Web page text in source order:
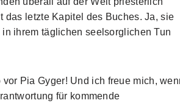
das letzte Kapitel des Buches. Ja, sie
ihrem täglichen seelsorglichen Tun
Pia Gyger! Und ich freue mich,
für kommende